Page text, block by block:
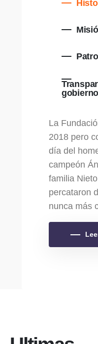
gobierno
La
2018 pero
día del
campeón
familia
percataron
nunca más